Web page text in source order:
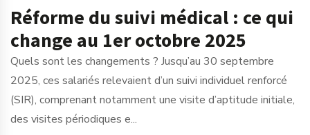
Réforme du suivi médical : ce qui
change au 1er octobre 2025
Quels sont les changements ? Jusqu’au 30 septembre
2025, ces salariés relevaient d’un suivi individuel renforcé
(SIR), comprenant notamment une visite d’aptitude initiale,
des visites périodiques e...